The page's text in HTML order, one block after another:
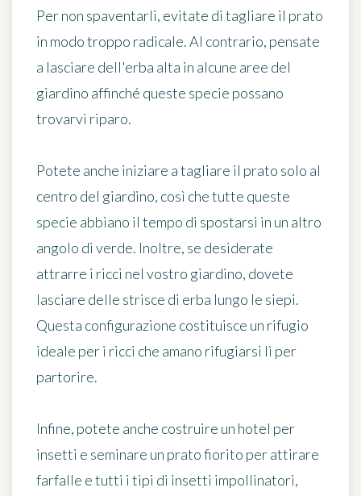
Per non spaventarli, evitate di tagliare il prato
in modo troppo radicale. Al contrario, pensate
a lasciare dell'erba alta in alcune aree del
giardino affinché queste specie possano
trovarvi riparo.
Potete anche iniziare a tagliare il prato solo al
centro del giardino, così che tutte queste
specie abbiano il tempo di spostarsi in un altro
angolo di verde. Inoltre, se desiderate
attrarre i ricci nel vostro giardino, dovete
lasciare delle strisce di erba lungo le siepi.
Questa configurazione costituisce un rifugio
ideale per i ricci che amano rifugiarsi lì per
partorire.
Infine, potete anche costruire un hotel per
insetti e seminare un prato fiorito per attirare
farfalle e tutti i tipi di insetti impollinatori,